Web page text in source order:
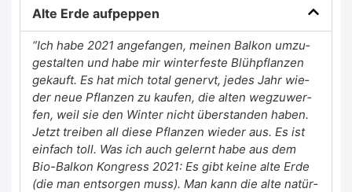
Alte Erde auf­pep­pen
“Ich habe 2021 ange­fan­gen, mei­nen Bal­kon umzu­
ge­stal­ten und habe mir win­ter­fes­te Blüh­pflan­zen
gekauft. Es hat mich total genervt, jedes Jahr wie­
der neue Pflan­zen zu kau­fen, die alten weg­zu­wer­
fen, weil sie den Win­ter nicht über­stan­den haben.
Jetzt trei­ben all die­se Pflan­zen wie­der aus. Es ist
ein­fach toll. Was ich auch gelernt habe aus dem
Bio-Bal­kon Kon­gress 2021: Es gibt kei­ne alte Erde
(die man ent­sor­gen muss). Man kann die alte natür­